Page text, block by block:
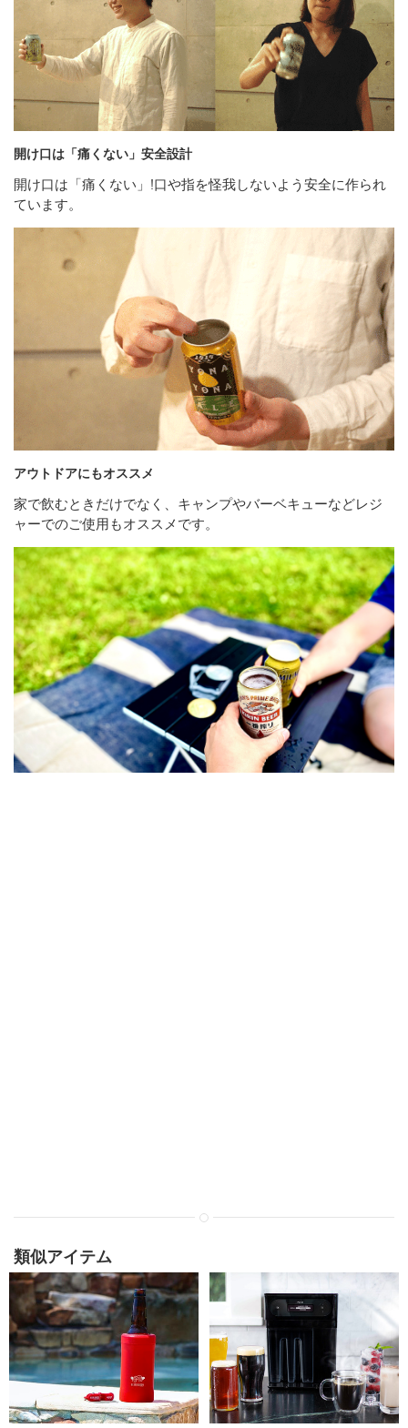
開け口は「痛くない」安全設計
開け口は「痛くない」!口や指を怪我しないよう安全に作られ
ています。
アウトドアにもオススメ
家で飲むときだけでなく、キャンプやバーベキューなどレジ
ャーでのご使用もオススメです。
類似アイテム